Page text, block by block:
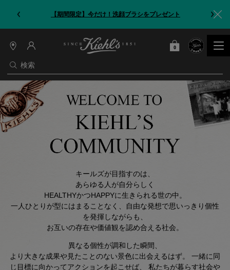
【期間限定】今だけ！洗顔ブラシをプレゼント
検索
店
情
報
カート
0
0 カート内の製品
メインコンテンツ
キールズが目指すのは、
あらゆる人が自分らしく
HEALTHYかつHAPPYに生きられる世の中。
一人ひとりが型にはまることなく、自由な発想で思いっきり個性
を発揮しながらも、
お互いの存在や価値観を認め合える社会。
異なる個性が調和した瞬間、
より大きな成果や見たことのない景色に出会えるはず。
一緒に同
じ目標に向かってアクションを起こせば、
私たちが暮らす社会や